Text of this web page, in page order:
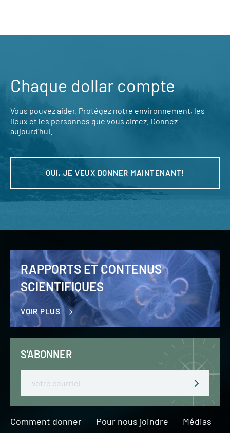
Chaque dollar compte
Vous pouvez aider. Protégez notre environnement, les
lieux et les personnes que vous aimez. Donnez
aujourd’hui.
OUI, JE VEUX DONNER MAINTENANT!
RAPPORTS ET CONTENUS
SCIENTIFIQUES
VOIR PLUS
S'ABONNER
Email
Comment donner Pour nous joindre
Médias